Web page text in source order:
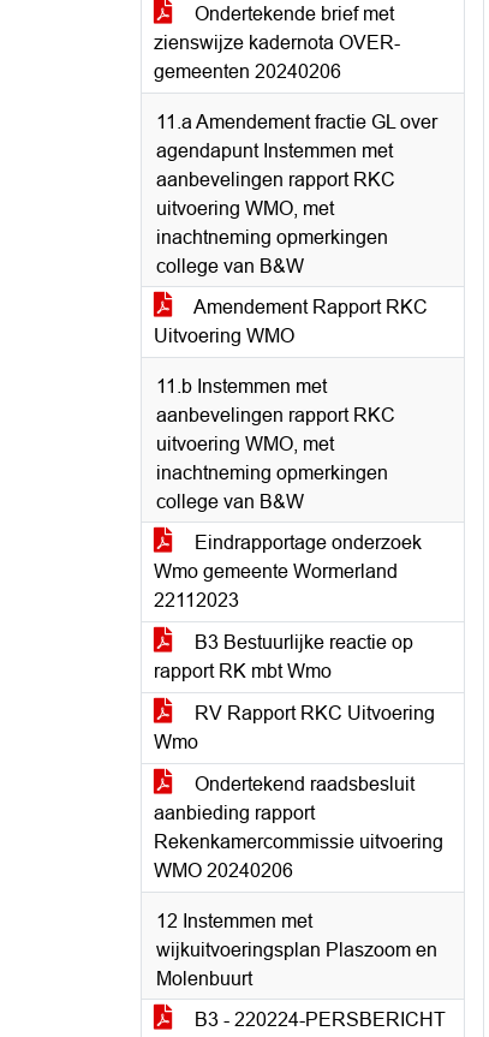
Ondertekende brief met
zienswijze kadernota OVER-
gemeenten 20240206
11.a Amendement fractie GL over
agendapunt Instemmen met
aanbevelingen rapport RKC
uitvoering WMO, met
inachtneming opmerkingen
college van B&W
Amendement Rapport RKC
Uitvoering WMO
11.b Instemmen met
aanbevelingen rapport RKC
uitvoering WMO, met
inachtneming opmerkingen
college van B&W
Eindrapportage onderzoek
Wmo gemeente Wormerland
22112023
B3 Bestuurlijke reactie op
rapport RK mbt Wmo
RV Rapport RKC Uitvoering
Wmo
Ondertekend raadsbesluit
aanbieding rapport
Rekenkamercommissie uitvoering
WMO 20240206
12 Instemmen met
wijkuitvoeringsplan Plaszoom en
Molenbuurt
B3 - 220224-PERSBERICHT